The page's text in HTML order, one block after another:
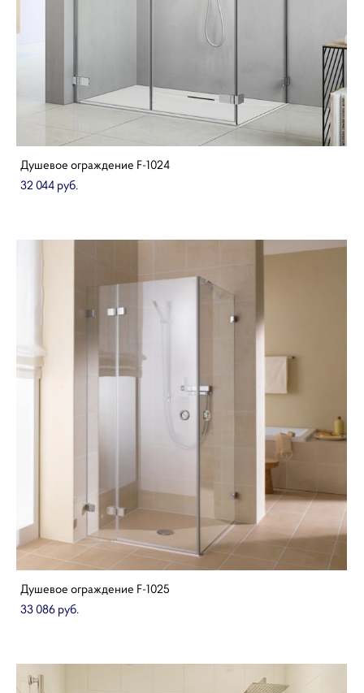
Душевое ограждение F-1024
32 044 pуб.
Душевое ограждение F-1025
33 086 pуб.